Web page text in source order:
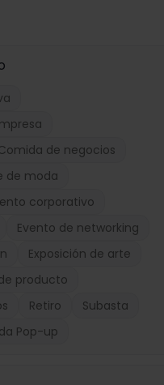
de negocios
de moda
corporativo
Evento de networking
Exposición de arte
producto
Retiro
Subasta
Pop-up